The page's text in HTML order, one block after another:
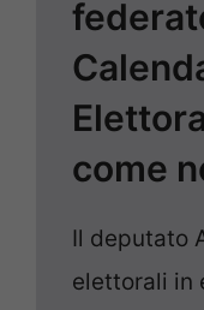
come
Il deputato
elettorali in